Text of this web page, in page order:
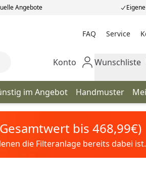
Angebote
FAQ Service
Mein Konto
Konto Wunschliste
Wunschliste
im Angebot Handmuster
bis 468,99€)
die Filteranlage bereits dabei ist.